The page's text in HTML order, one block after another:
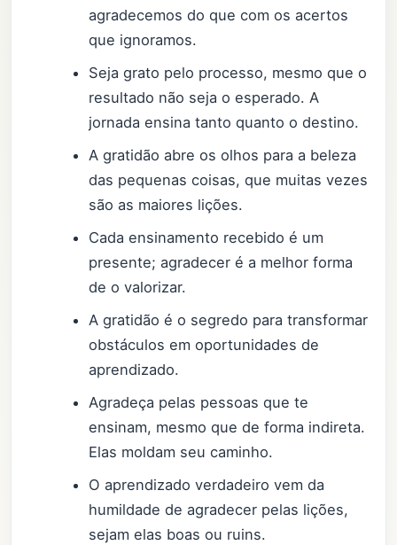
agradecemos do que com os acertos
que ignoramos.
Seja grato pelo processo, mesmo que o
resultado não seja o esperado. A
jornada ensina tanto quanto o destino.
A gratidão abre os olhos para a beleza
das pequenas coisas, que muitas vezes
são as maiores lições.
Cada ensinamento recebido é um
presente; agradecer é a melhor forma
de o valorizar.
A gratidão é o segredo para transformar
obstáculos em oportunidades de
aprendizado.
Agradeça pelas pessoas que te
ensinam, mesmo que de forma indireta.
Elas moldam seu caminho.
O aprendizado verdadeiro vem da
humildade de agradecer pelas lições,
sejam elas boas ou ruins.